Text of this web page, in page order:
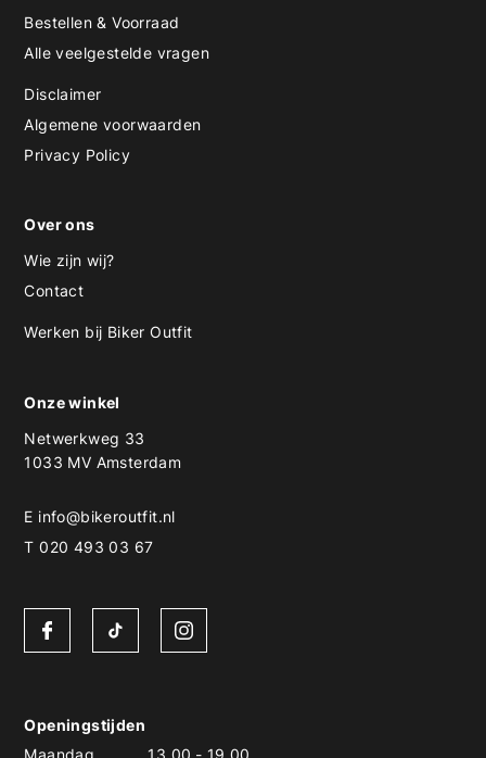
Bestellen & Voorraad
Alle veelgestelde vragen
Disclaimer
Algemene voorwaarden
Privacy Policy
Over ons
Wie zijn wij?
Contact
Werken bij Biker Outfit
Onze winkel
Netwerkweg 33
1033 MV Amsterdam
E info@bikeroutfit.nl
T 020 493 03 67
Openingstijden
Maandag
13.00 - 19.00